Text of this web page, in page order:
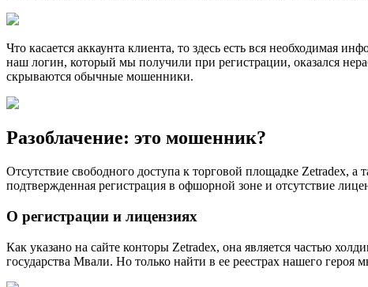
Что касается аккаунта клиента, то здесь есть вся необходимая
наш логин, который мы получили при регистрации, оказался
скрываются обычные мошенники.
Разоблачение: это мошенник?
Отсутствие свободного доступа к торговой площадке Zetradex,
подтвержденная регистрация в офшорной зоне и отсутствие
О регистрации и лицензиях
Как указано на сайте конторы Zetradex, она является частью
государства Мвали. Но только найти в ее реестрах нашего